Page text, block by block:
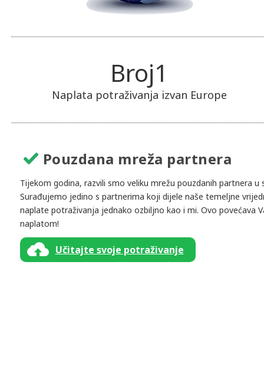
Broj1
Naplata potraživanja izvan Europe
Pouzdana mreža partnera
Tijekom godina, razvili smo veliku mrežu pouzdanih partnera
Surađujemo jedino s partnerima koji dijele naše temeljne
naplate potraživanja jednako ozbiljno kao i mi. Ovo povećava
naplatom!
Učitajte svoje potraživanje